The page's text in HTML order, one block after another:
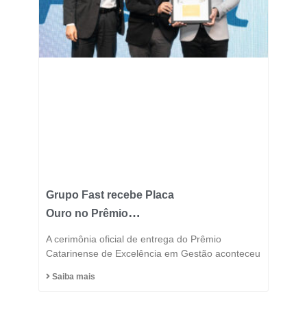
Grupo Fast recebe Placa
Ouro no Prêmio
Excelência 2025 e
A cerimônia oficial de entrega do Prêmio
Catarinense de Excelência em Gestão aconteceu
Saiba mais